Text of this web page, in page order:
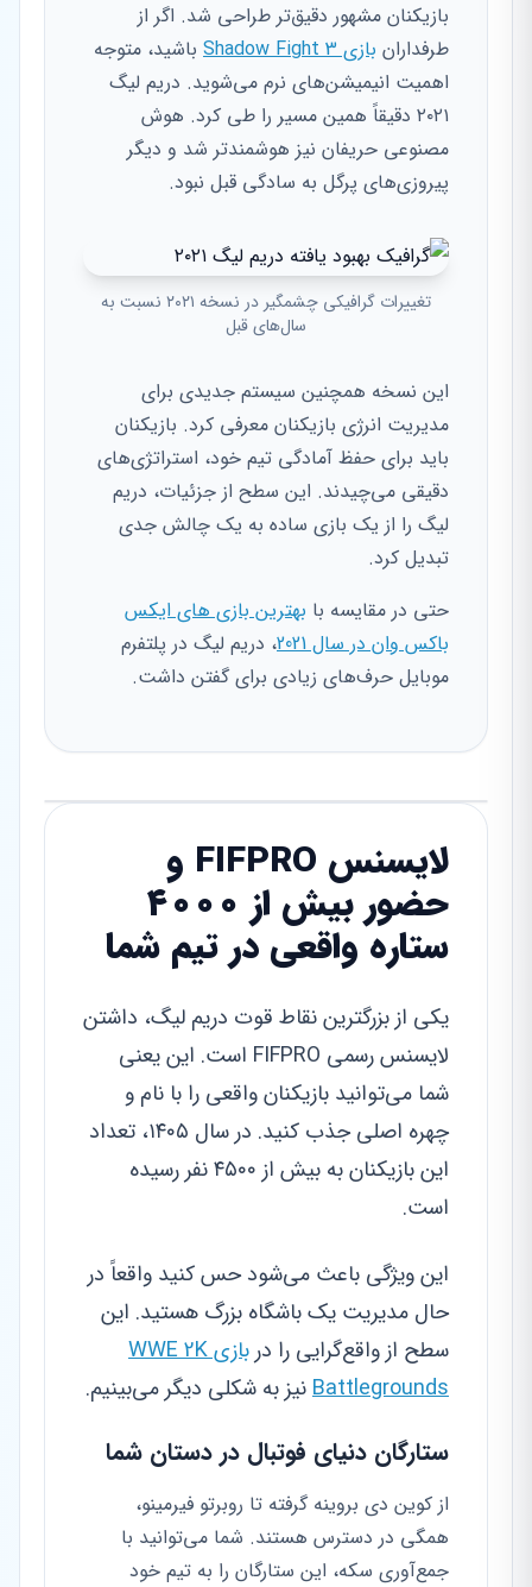
بازیکنان مشهور دقیق‌تر طراحی شد. اگر از
طرفداران بازی Shadow Fight 3
باشید، متوجه
اهمیت انیمیشن‌های نرم می‌شوید. دریم لیگ
۲۰۲۱ دقیقاً همین مسیر را طی کرد. هوش
مصنوعی حریفان نیز هوشمندتر شد و دیگر
پیروزی‌های پرگل به سادگی قبل نبود.
تغییرات گرافیکی چشمگیر در نسخه ۲۰۲۱ نسبت به
سال‌های قبل
این نسخه همچنین سیستم جدیدی برای
مدیریت انرژی بازیکنان معرفی کرد. بازیکنان
باید برای حفظ آمادگی تیم خود، استراتژی‌های
دقیقی می‌چیدند. این سطح از جزئیات، دریم
لیگ را از یک بازی ساده به یک چالش جدی
تبدیل کرد.
حتی در مقایسه با بهترین بازی های ایکس
باکس وان در سال 2021
، دریم لیگ در پلتفرم
موبایل حرف‌های زیادی برای گفتن داشت.
لایسنس FIFPRO و
حضور بیش از ۴۰۰۰
ستاره واقعی در تیم شما
یکی از بزرگترین نقاط قوت دریم لیگ، داشتن
لایسنس رسمی FIFPRO است. این یعنی
شما می‌توانید بازیکنان واقعی را با نام و
چهره اصلی جذب کنید. در سال ۱۴۰۵، تعداد
این بازیکنان به بیش از ۴۵۰۰ نفر رسیده
است.
این ویژگی باعث می‌شود حس کنید واقعاً در
حال مدیریت یک باشگاه بزرگ هستید. این
سطح از واقع‌گرایی را در
بازی WWE 2K
Battlegroundsنیز به شکلی دیگر می‌بینیم.
ستارگان دنیای فوتبال در دستان شما
از کوین دی بروینه گرفته تا روبرتو فیرمینو،
همگی در دسترس هستند. شما می‌توانید با
جمع‌آوری سکه، این ستارگان را به تیم خود